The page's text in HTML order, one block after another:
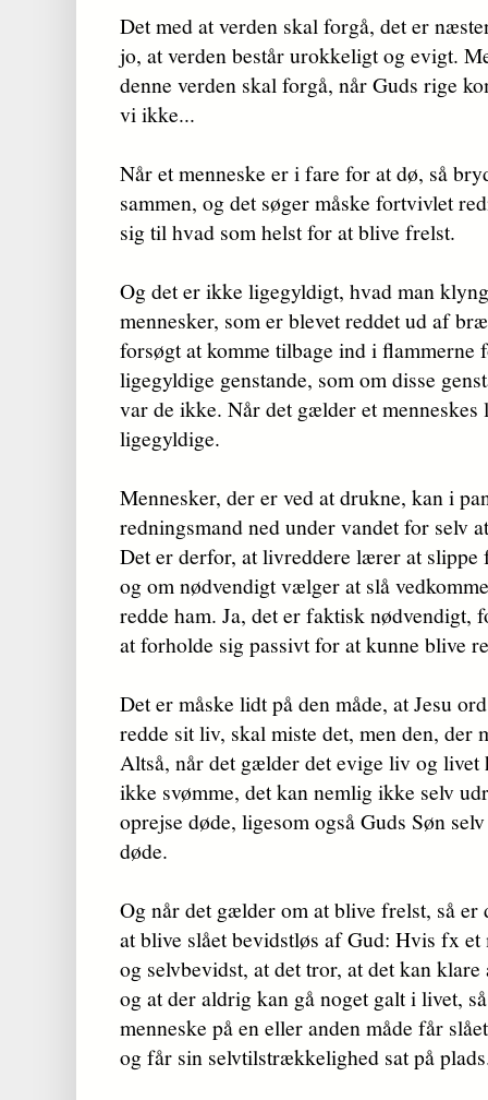
Det med at verden skal forgå, det er
jo, at verden består urokkeligt og evigt.
denne verden skal forgå, når Guds rige
vi ikke...
Når et menneske er i fare for at dø, så
sammen, og det søger måske fortvivlet
sig til hvad som helst for at blive frelst.
Og det er ikke ligegyldigt, hvad man
men­nesker, som er blevet reddet ud af
forsøgt at komme tilbage ind i flammerne
ligegyldige gen­stande, som om disse
var de ikke. Når det gælder et menneskes
ligegyldige.
Mennesker, der er ved at drukne, kan i
redningsmand ned under vandet for selv
Det er derfor, at livreddere lærer at slippe
og om nødvendigt vælger at slå
redde ham. Ja, det er faktisk nødvendigt,
at forholde sig passivt for at kunne blive
Det er måske lidt på den måde, at Jesu
redde sit liv, skal miste det, men den, der
Altså, når det gælder det evige liv og livet
ikke svømme, det kan nemlig ikke selv
oprejse døde, ligesom også Guds Søn
døde.
Og når det gælder om at blive frelst, så er
at blive slået bevidstløs af Gud: Hvis fx et
og selvbevidst, at det tror, at det kan
og at der aldrig kan gå noget galt i livet,
men­neske på en eller anden måde får
og får sin selvtilstrækkelighed sat på